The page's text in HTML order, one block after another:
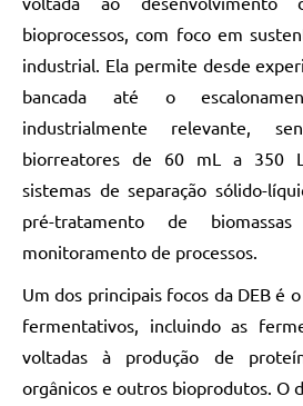
bioprocessos, com foco em
industrial. Ela permite desde
bancada até o
industrialmente relevante,
biorreatores de 60 mL a 350
sistemas de separação sólido-
pré-tratamento de
monitoramento de processos.
Um dos principais focos da DEB é
fermentativos, incluindo as
voltadas à produção de
orgânicos e outros bioprodutos. O